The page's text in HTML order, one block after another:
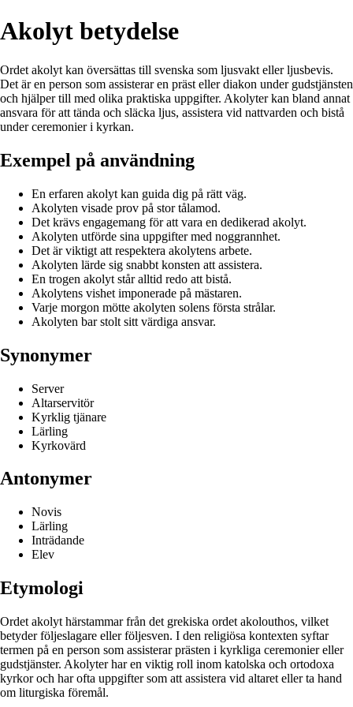
Akolyt betydelse
Ordet akolyt kan översättas till svenska som ljusvakt eller ljusbevis.
Det är en person som assist­erar en präst eller diakon under gudstjänsten
och hjälper till med olika praktiska uppgifter. Akolyter kan bland annat
ansvara för att tända och släcka ljus, assistera vid nattvarden och bistå
under ceremonier i kyrkan.
Exempel på användning
En erfaren akolyt kan guida dig på rätt väg.
Akolyten visade prov på stor tålamod.
Det krävs engagemang för att vara en dedikerad akolyt.
Akolyten utförde sina uppgifter med noggrannhet.
Det är viktigt att respektera akolytens arbete.
Akolyten lärde sig snabbt konsten att assistera.
En trogen akolyt står alltid redo att bistå.
Akolytens vishet imponerade på mästaren.
Varje morgon mötte akolyten solens första strålar.
Akolyten bar stolt sitt värdiga ansvar.
Synonymer
Server
Altarservitör
Kyrklig tjänare
Lärling
Kyrkovärd
Antonymer
Novis
Lärling
Inträdande
Elev
Etymologi
Ordet akolyt härstammar från det grekiska ordet akolouthos, vilket
betyder följeslagare eller följesven. I den religiösa kontexten syftar
termen på en person som assisterar prästen i kyrkliga ceremonier eller
gudstjänster. Akolyter har en viktig roll inom katolska och ortodoxa
kyrkor och har ofta uppgifter som att assistera vid altaret eller ta hand
om liturgiska föremål.